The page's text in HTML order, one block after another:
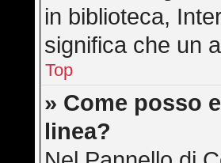
in biblioteca,
significa che un
Top
» Come posso
linea?